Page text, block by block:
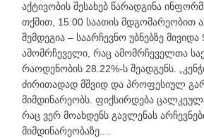
აქტივობის შესახებ წარადგინა
თქმით, 15:00 საათის მდგომარეობით
შემდეგია – საარჩევნო უბნებზე მივიდა
ამომრჩეველი, რაც ამომრჩეველთა
რაოდენობის 28.22%-ს შეადგენს.
ძირითადად მშვიდ და პროფესიულ
მიმდინარეობს. ფიქსირდება
რაც ვერ მოახდენს გავლენას
მიმდინარეობაზე....